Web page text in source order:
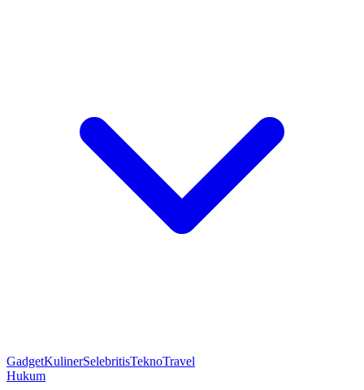
GadgetKulinerSelebritisTeknoTravel
Hukum